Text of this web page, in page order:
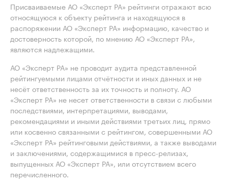
Присваиваемые АО «Эксперт РА» рейтинги отражают всю
относящуюся к объекту рейтинга и находящуюся в
распоряжении АО «Эксперт РА» информацию, качество и
достоверность которой, по мнению АО «Эксперт РА»,
являются надлежащими.
АО «Эксперт РА» не проводит аудита представленной
рейтингуемыми лицами отчётности и иных данных и не
несёт ответственность за их точность и полноту. АО
«Эксперт РА» не несет ответственности в связи с любыми
последствиями, интерпретациями, выводами,
рекомендациями и иными действиями третьих лиц, прямо
или косвенно связанными с рейтингом, совершенными АО
«Эксперт РА» рейтинговыми действиями, а также выводами
и заключениями, содержащимися в пресс-релизах,
выпущенных АО «Эксперт РА», или отсутствием всего
перечисленного.